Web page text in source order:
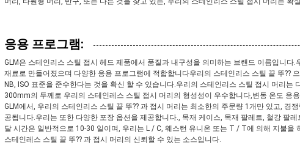
응용 프로그램:
GLM은 스테인리스 스틸 접시 헤드 제품에서 품질과 내구성을 의미하는 브랜드 이름입니다
재료로 만들어졌으며 다양한 응용 프로그램에 적합합니다우리의 스테인리스 스틸 끝 뚜??
NB, ISO 표준을 준수한다는 것을 확신 할 수 있습니다.우리의 스테인리스 스틸 접시 머리
300mm의 두께로 우리의 스테인레스 스틸 접시 머리의 형성성이 우수합니다,변동 온도 응
GLM에서, 우리의 스테인리스 스틸 끝 뚜?? 과 접시 머리는 최소한의 주문량 1개만 있고, 경
공됩니다.우리는 또한 다양한 포장 옵션을 제공합니다., 목재 케이스, 목재 팔레트, 철강 팔
달 시간은 일반적으로 10-30 일이며, 우리는 L / C, 웨스턴 유니온 또는 T / T에 의해 지불을
스테인레스 스틸 끝 뚜?? 과 접시 머리의 신뢰할 수 있는 소스입니다.